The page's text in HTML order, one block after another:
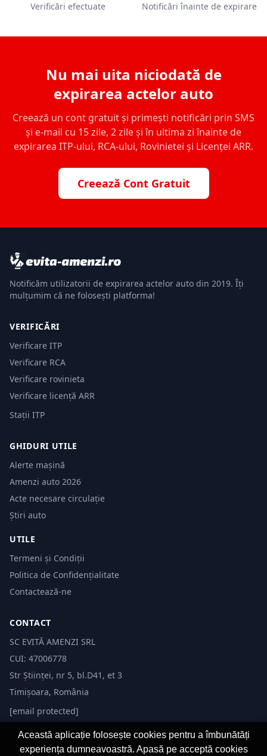
Verificări efectuate Notificări înainte de expirare
Nu mai uita niciodată de
expirarea actelor auto
Creează un cont gratuit și primești notificări prin SMS
și e-mail cu 15 zile, 2 zile și în ultima zi înainte de
expirarea ITP-ului, RCA-ului, Rovinietei și Licenței ARR.
Creează Cont Gratuit
Notificăm utilizatorii de expirarea actelor auto din 2019. Îți
mulțumim că ne folosești platforma!
VERIFICĂRI
Verificare ITP
Verificare RCA
Verificare rovinieta
Verificare licență ARR
Stații ITP
GHIDURI UTILE
Alerte mașină
Amenzi auto 2026
Acte necesare circulație
Știri auto
UTILE
Termeni și Condiții
Politica de Confidențialitate
Contactează-ne
CONTACT
SC EVITĂ AMENZI SRL
CUI: 47006778
Str Științei, nr 5, bl.D41, et 3
Timișoara, România
[email protected]
Această aplicație folosește cookies pentru a îmbunătăți
experiența dumneavoastră. Apasă pe acceptă cookies